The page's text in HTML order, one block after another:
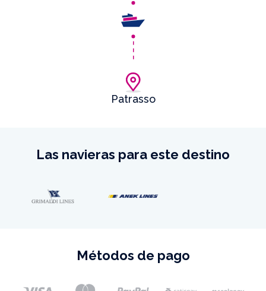
Patrasso
Las navieras para este destino
Métodos de pago